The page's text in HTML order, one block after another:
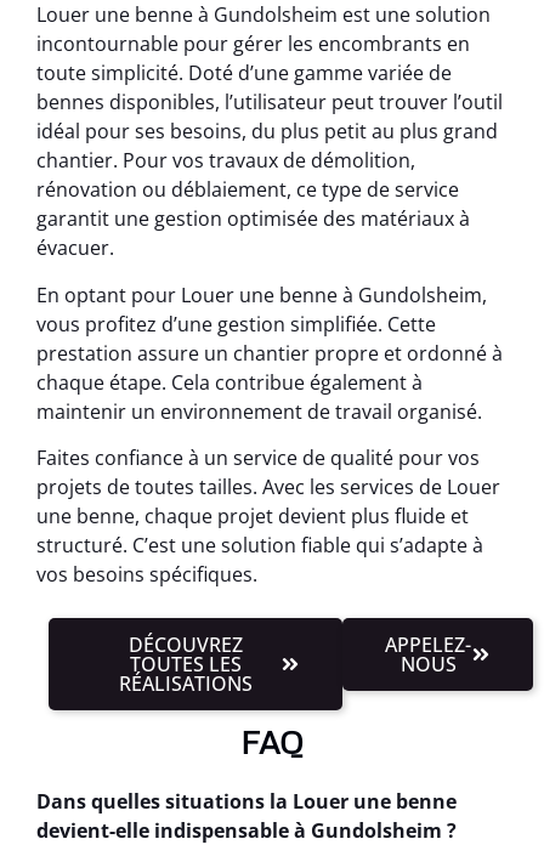
Louer une benne à Gundolsheim est une solution
incontournable pour gérer les encombrants en
toute simplicité. Doté d’une gamme variée de
bennes disponibles, l’utilisateur peut trouver l’outil
idéal pour ses besoins, du plus petit au plus grand
chantier. Pour vos travaux de démolition,
rénovation ou déblaiement, ce type de service
garantit une gestion optimisée des matériaux à
évacuer.
En optant pour Louer une benne à Gundolsheim,
vous profitez d’une gestion simplifiée. Cette
prestation assure un chantier propre et ordonné à
chaque étape. Cela contribue également à
maintenir un environnement de travail organisé.
Faites confiance à un service de qualité pour vos
projets de toutes tailles. Avec les services de Louer
une benne, chaque projet devient plus fluide et
structuré. C’est une solution fiable qui s’adapte à
vos besoins spécifiques.
DÉCOUVREZ
TOUTES LES
RÉALISATIONS
APPELEZ-
NOUS
FAQ
Dans quelles situations la Louer une benne
devient-elle indispensable à Gundolsheim ?